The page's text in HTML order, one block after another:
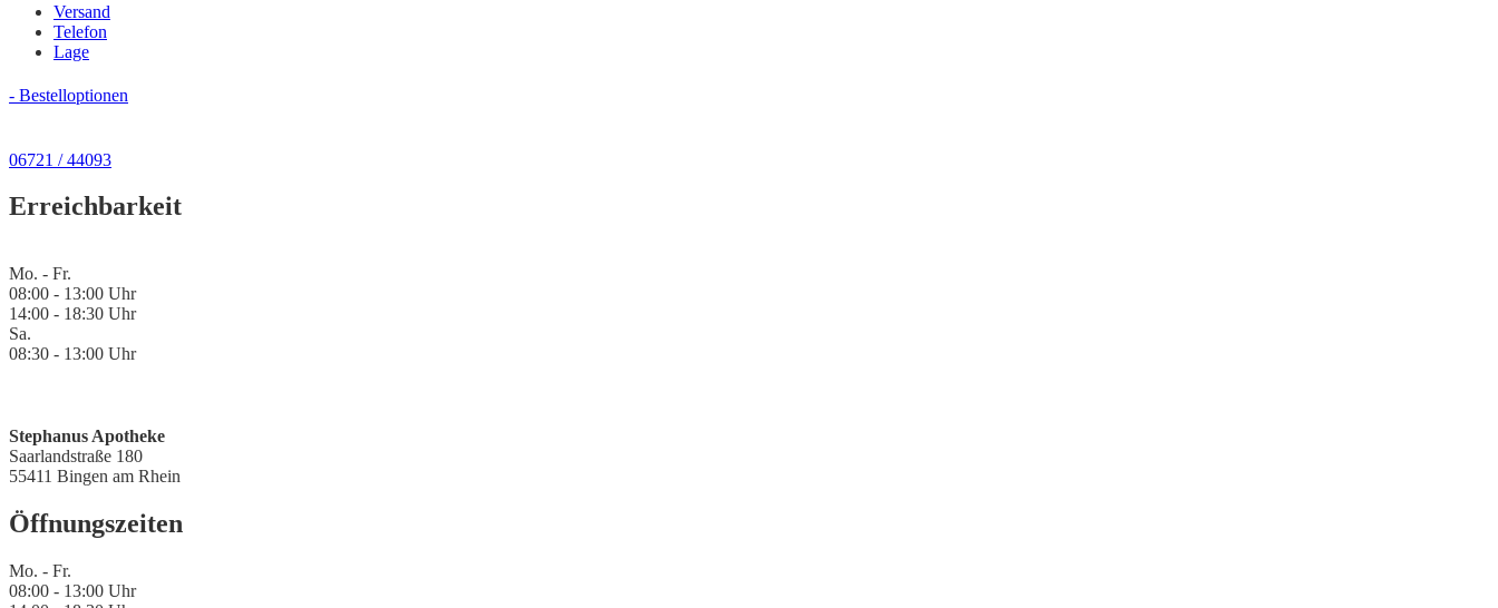
Versand
Telefon
Lage
- Bestelloptionen
06721 / 44093
Erreichbarkeit
Mo. - Fr.
08:00 - 13:00 Uhr
14:00 - 18:30 Uhr
Sa.
08:30 - 13:00 Uhr
Stephanus Apotheke
Saarlandstraße 180
55411 Bingen am Rhein
Öffnungszeiten
Mo. - Fr.
08:00 - 13:00 Uhr